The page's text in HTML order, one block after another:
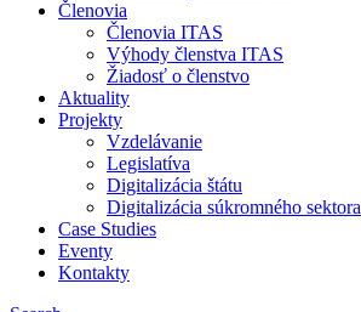
Členovia
Členovia ITAS
Výhody členstva ITAS
Žiadosť o členstvo
Aktuality
Projekty
Vzdelávanie
Legislatíva
Digitalizácia štátu
Digitalizácia súkromného sektora
Case Studies
Eventy
Kontakty